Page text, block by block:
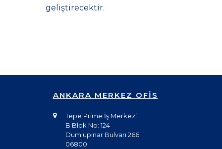
geliştirecektir.
ANKARA MERKEZ OFİS
Tepe Prime İş Merkezi
B Blok No: 124
Dumlupınar Bulvarı 266
06800